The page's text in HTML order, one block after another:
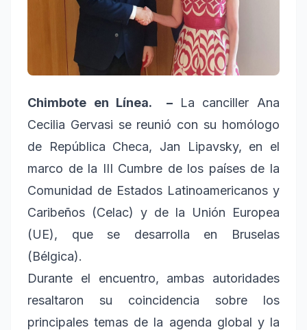
Chimbote en Línea. –
La canciller Ana
Cecilia Gervasi se reunió con su homólogo
de República Checa, Jan Lipavsky, en el
marco de la III Cumbre de los países de la
Comunidad de Estados Latinoamericanos y
Caribeños (Celac) y de la Unión Europea
(UE), que se desarrolla en Bruselas
(Bélgica).
Durante el encuentro, ambas autoridades
resaltaron su coincidencia sobre los
principales temas de la agenda global y la